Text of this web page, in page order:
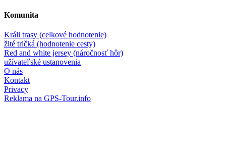
Komunita
Králi trasy (celkové hodnotenie)
žlté tričká (hodnotenie cesty)
Red and white jersey (náročnosť hôr)
užívateľské ustanovenia
O nás
Kontakt
Privacy
Reklama na GPS-Tour.info